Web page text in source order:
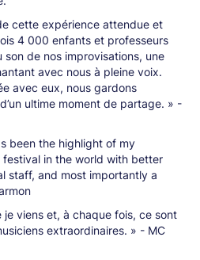
cette expérience attendue et
4 000 enfants et professeurs
de nos improvisations, une
avec nous à pleine voix.
avec eux, nous gardons
ultime moment de partage. » -
been the highlight of my
in the world with better
staff, and most importantly a
je viens et, à chaque fois, ce sont
extraordinaires. » - MC